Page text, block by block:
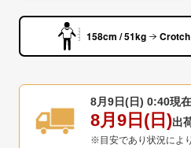
158cm / 51kg
8月9日(日) 0:40現
8月9日(日)出
※目安であり状況によ